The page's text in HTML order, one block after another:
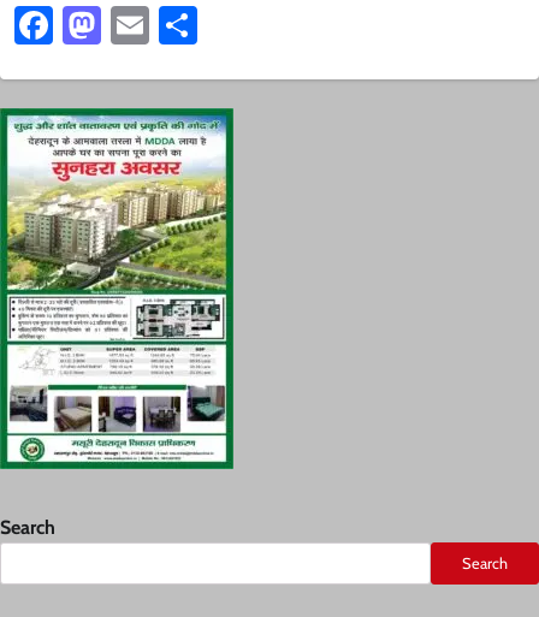
Facebook
Mastodon
Email
Search
Search